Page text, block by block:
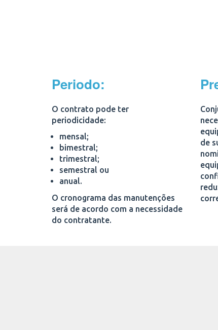
Periodo:
O contrato pode ter
periodicidade:
mensal;
bimestral;
trimestral;
semestral ou
anual.
O cronograma das manutenções
será de acordo com a necessidade
do contratante.
de